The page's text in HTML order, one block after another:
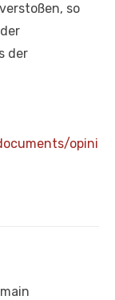
so
der
opini